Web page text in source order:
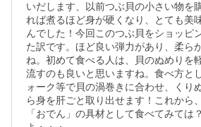
いだします、以前つぶ貝の小さい物を
れば煮るほど身が硬くなり、とても美
んでした！今回このつぶ貝をショッピ
た訳です。ほど良い弾力があり、柔ら
ね。初めて食べる人は、貝のぬめりを
流すのも良いと思いますね。食べ方と
ォーク等で貝の渦巻きに合わせ、くり
ら身を肝ごと取り出せます！これから
「おでん」の具材として食べてみては